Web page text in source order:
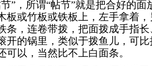
”，所谓“帖节”就是把合好的
板或竹板或铁板上，左手拿着
条，连卷带拨，把面拨成手指
开的锅里，类似于拨鱼儿，
可以，当然比不上白面条。